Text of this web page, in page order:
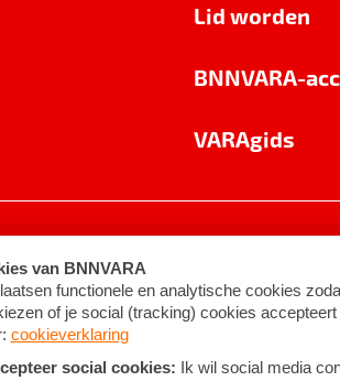
Lid worden
BNNVARA-
VARAgids
Algemene voorwaarden ©2026